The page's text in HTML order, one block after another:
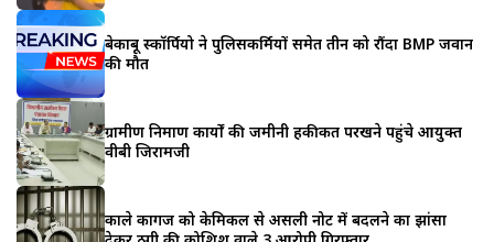
बेकाबू स्कॉर्पियो ने पुलिसकर्मियों समेत तीन को रौंदा BMP जवान
की मौत
ग्रामीण निर्माण कार्यों की जमीनी हकीकत परखने पहुंचे आयुक्त
वीबी जिरामजी
काले कागज को केमिकल से असली नोट में बदलने का झांसा